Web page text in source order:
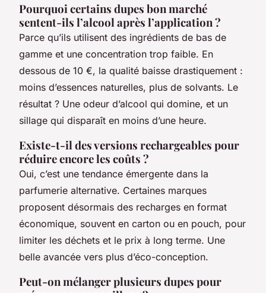
Pourquoi certains dupes bon marché
sentent-ils l’alcool après l’application ?
Parce qu’ils utilisent des ingrédients de bas de
gamme et une concentration trop faible. En
dessous de 10 €, la qualité baisse drastiquement :
moins d’essences naturelles, plus de solvants. Le
résultat ? Une odeur d’alcool qui domine, et un
sillage qui disparaît en moins d’une heure.
Existe-t-il des versions rechargeables pour
réduire encore les coûts ?
Oui, c’est une tendance émergente dans la
parfumerie alternative. Certaines marques
proposent désormais des recharges en format
économique, souvent en carton ou en pouch, pour
limiter les déchets et le prix à long terme. Une
belle avancée vers plus d’éco-conception.
Peut-on mélanger plusieurs dupes pour